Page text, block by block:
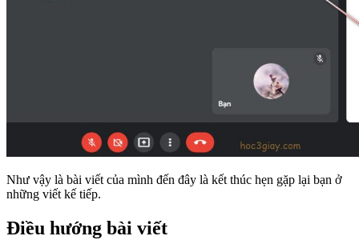
Như vậy là bài viết của mình đến đây là kết thúc hẹn gặp lại bạn ở
những viết kế tiếp.
Điều hướng bài viết